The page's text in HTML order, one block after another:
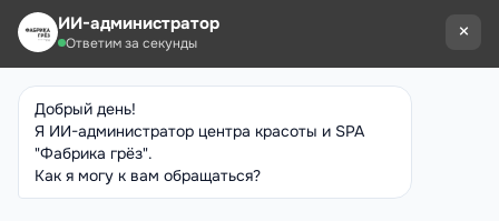
стрессах, тревожности, нарушении сна;
головных болях и мигренях;
застойных явлениях и отёках;
снижении общего тонуса;
желании восстановить силы и перезагрузиться.